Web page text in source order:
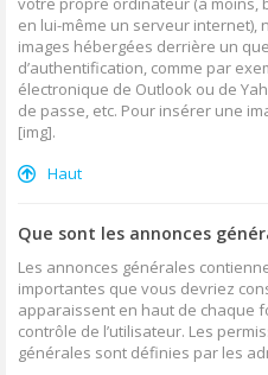
en lui-même un serveur internet),
images hébergées derrière un
d’authentification, comme par
électronique de Outlook ou de
de passe, etc. Pour insérer une
[img].
Haut
Que sont les annonces
Les annonces générales
importantes que vous devriez
apparaissent en haut de chaque
contrôle de l’utilisateur. Les
générales sont définies par les